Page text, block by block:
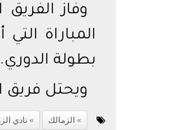
وفاز
بطولة الدوري.
ويحتل فريق
الزمالك ​نادي